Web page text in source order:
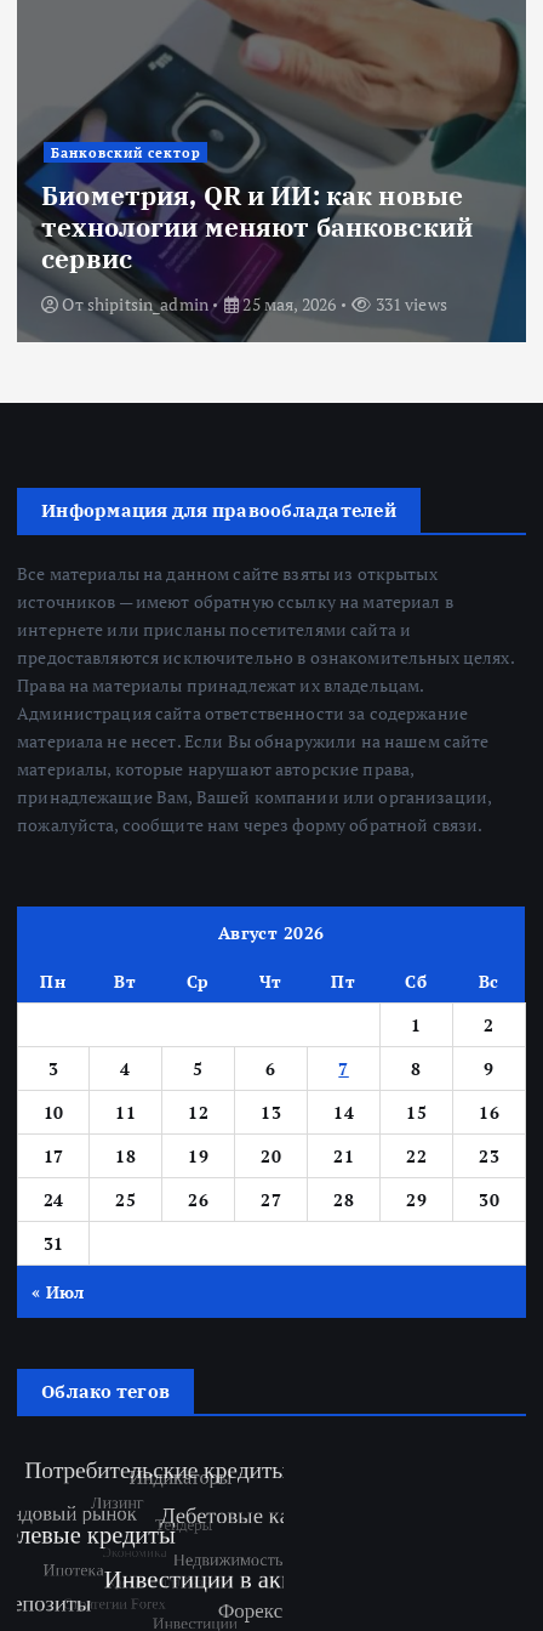
Банковский сектор
Биометрия, QR и ИИ: как новые
технологии меняют банковский
сервис
Отshipitsin_admin 25 мая, 2026 331 views
Информация для правообладателей
Все материалы на данном сайте взяты из открытых
источников — имеют обратную ссылку на материал в
интернете или присланы посетителями сайта и
предоставляются исключительно в ознакомительных целях.
Права на материалы принадлежат их владельцам.
Администрация сайта ответственности за содержание
материала не несет. Если Вы обнаружили на нашем сайте
материалы, которые нарушают авторские права,
принадлежащие Вам, Вашей компании или организации,
пожалуйста, сообщите нам через форму обратной связи.
Август 2026
Пн Вт Ср Чт Пт Сб
Вс
1
2
3
4 5 6 7 8
9
10
11 12 13 14 15
16
17
18 19 20 21 22
23
24
25 26 27 28 29
30
31
« Июл
Облако тегов